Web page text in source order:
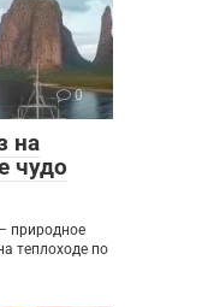
0
на
чудо
природное
теплоходе по